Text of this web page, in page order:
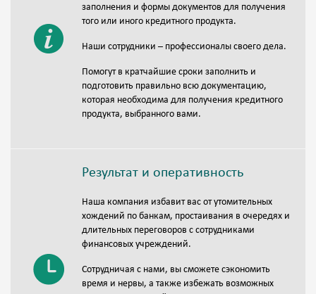
заполнения и формы документов для получения
того или иного кредитного продукта.
Наши сотрудники – профессионалы своего дела.
Помогут в кратчайшие сроки заполнить и
подготовить правильно всю документацию,
которая необходима для получения кредитного
продукта, выбранного вами.
Результат и оперативность
Наша компания избавит вас от утомительных
хождений по банкам, простаивания в очередях и
длительных переговоров с сотрудниками
финансовых учреждений.
Сотрудничая с нами, вы сможете сэкономить
время и нервы, а также избежать возможных